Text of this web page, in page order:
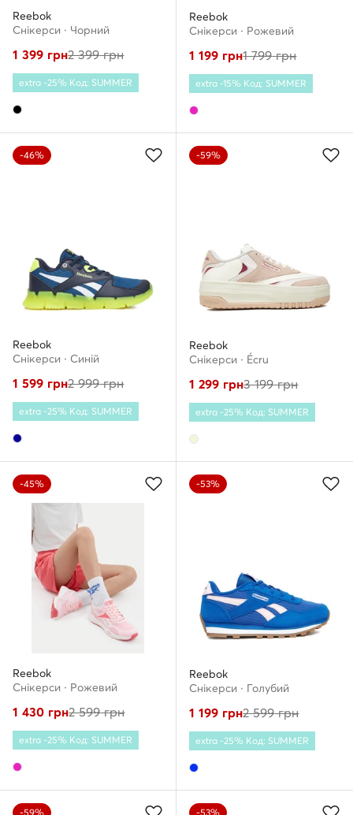
Reebok
Снікерcи · Чорний
1 399 грн2 399грн
extra -25% Код: SUMMER
Reebok
Снікерcи · Рожевий
1 199 грн1 799грн
extra -15% Код: SUMMER
-46%
Reebok
Снікерcи · Cиній
1 599 грн2 999грн
extra -25% Код: SUMMER
-59%
Reebok
Снікерcи · Écru
1 299 грн3 199грн
extra -25% Код: SUMMER
-45%
Reebok
Снікерcи · Рожевий
1 430 грн2 599грн
extra -25% Код: SUMMER
-53%
Reebok
Снікерcи · Голубий
1 199 грн2 599грн
extra -25% Код: SUMMER
-59% -53%